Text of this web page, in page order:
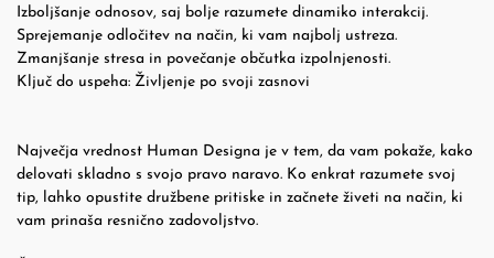
Izboljšanje odnosov, saj bolje razumete dinamiko interakcij.
Sprejemanje odločitev na način, ki vam najbolj ustreza.
Zmanjšanje stresa in povečanje občutka izpolnjenosti.
Ključ do uspeha: Življenje po svoji zasnovi
Največja vrednost Human Designa je v tem, da vam pokaže, kako
delovati skladno s svojo pravo naravo. Ko enkrat razumete svoj
tip, lahko opustite družbene pritiske in začnete živeti na način, ki
vam prinaša resnično zadovoljstvo.